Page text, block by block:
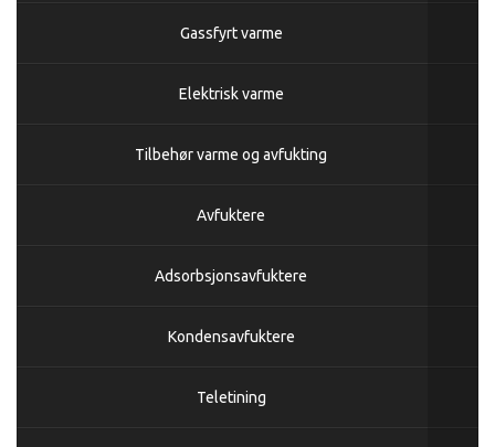
Gassfyrt varme
Elektrisk varme
Tilbehør varme og avfukting
Avfuktere
Adsorbsjonsavfuktere
Kondensavfuktere
Teletining